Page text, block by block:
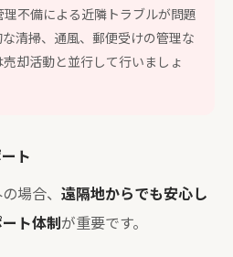
不備による近隣トラブルが問題
清掃、通風、郵便受けの管理な
却活動と並行して行いましょ
ト
場合、 遠隔地からでも安心し
ト体制が重要です。